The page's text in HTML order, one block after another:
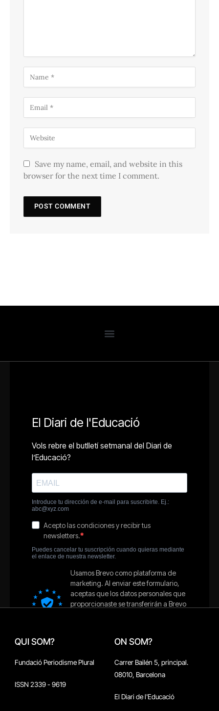
Save my name, email, and website in this
browser for the next time I comment.
QUI SOM?
Fundació Periodisme Plural
ISSN 2339 - 9619
ON SOM?
Carrer Bailén 5, principal.
08010, Barcelona
El Diari de l'Educació